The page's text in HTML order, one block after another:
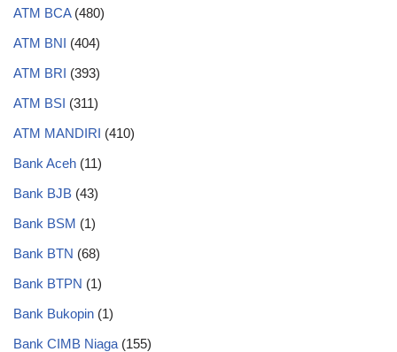
ATM BCA(480)
ATM BNI (404)
ATM BRI (393)
ATM BSI (311)
ATM MANDIRI (410)
Bank Aceh (11)
Bank BJB (43)
Bank BSM (1)
Bank BTN (68)
Bank BTPN (1)
Bank Bukopin (1)
Bank CIMB Niaga (155)